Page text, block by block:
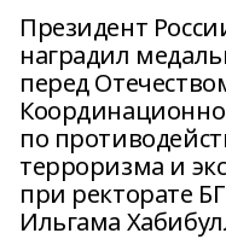
Президент
наградил
перед
по
терроризма и
при ректорате
Ильгама